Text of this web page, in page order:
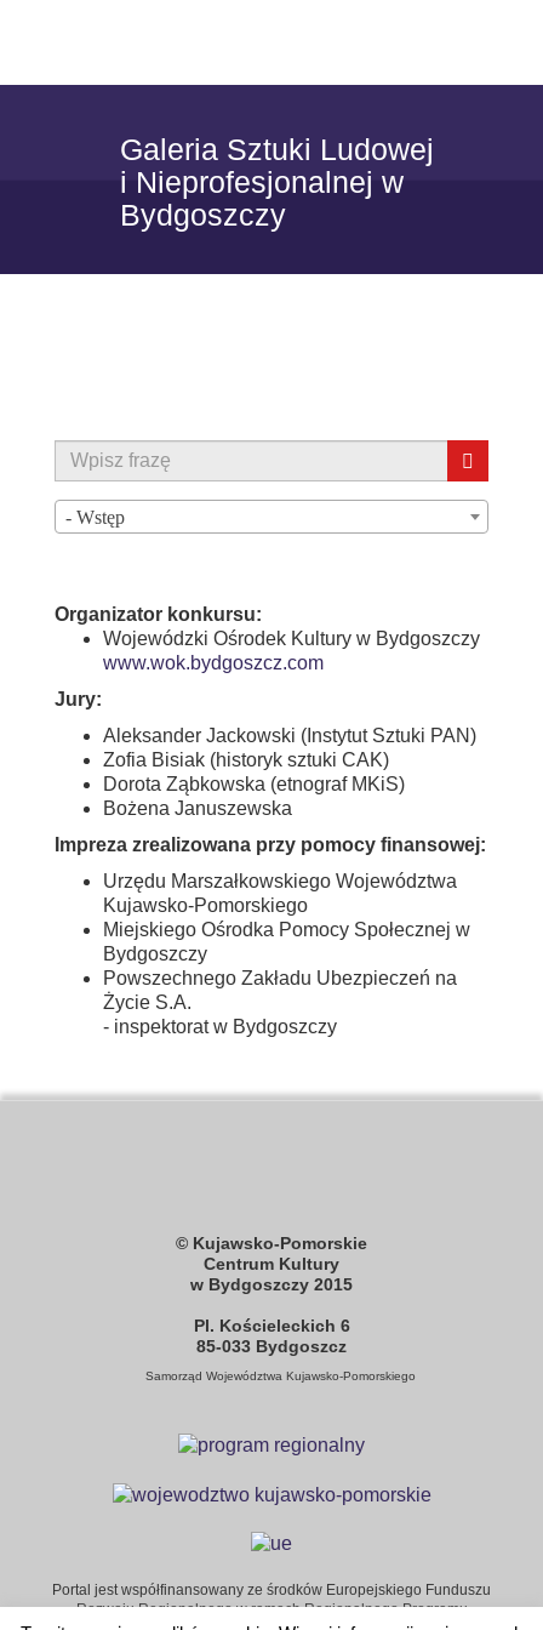
Galeria Sztuki Ludowej
i Nieprofesjonalnej w
Bydgoszczy
- Wstęp
Organizator konkursu:
Wojewódzki Ośrodek Kultury w Bydgoszczy
www.wok.bydgoszcz.com
Jury:
Aleksander Jackowski (Instytut Sztuki PAN)
Zofia Bisiak (historyk sztuki CAK)
Dorota Ząbkowska (etnograf MKiS)
Bożena Januszewska
Impreza zrealizowana przy pomocy finansowej:
Urzędu Marszałkowskiego Województwa
Kujawsko-Pomorskiego
Miejskiego Ośrodka Pomocy Społecznej w
Bydgoszczy
Powszechnego Zakładu Ubezpieczeń na
Życie S.A.
- inspektorat w Bydgoszczy
© Kujawsko-Pomorskie
Centrum Kultury
w Bydgoszczy 2015
Pl. Kościeleckich 6
85-033 Bydgoszcz
Samorząd Województwa Kujawsko-Pomorskiego
Portal jest współfinansowany ze środków Europejskiego Funduszu
Rozwoju Regionalnego w ramach Regionalnego Programu